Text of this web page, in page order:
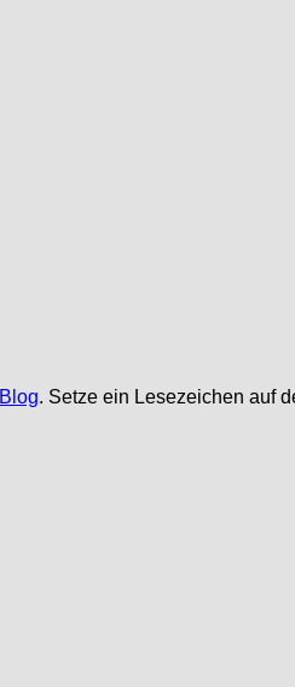
Blog. Setze ein Lesezeichen auf